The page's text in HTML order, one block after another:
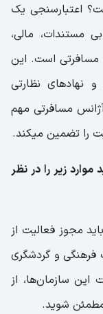
اعتبارسنجی یک
مستندات، مالی،
مسافرتی است. این
و نهادهای نظارتی
مسافرتی مهم
را تضمین میکند.
زیر را در نظر
مجوز فعالیت از
فرهنگی و گردشگری
این سازمان‌ها، از
مطمئن شوید.